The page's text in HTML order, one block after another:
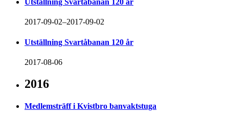
Utställning Svartåbanan 120 år
2017-09-02–2017-09-02
Utställning Svartåbanan 120 år
2017-08-06
2016
Medlemsträff i Kvistbro banvaktstuga